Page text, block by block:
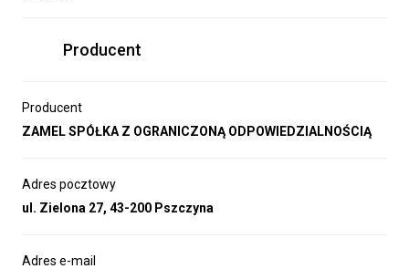
Producent
Producent
ZAMEL SPÓŁKA Z OGRANICZONĄ ODPOWIEDZIALNOŚCIĄ
Adres pocztowy
ul. Zielona 27, 43-200 Pszczyna
Adres e-mail